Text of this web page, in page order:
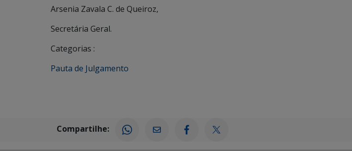
Arsenia Zavala C. de Queiroz,
Secretária Geral.
Categorias :
Pauta de Julgamento
Compartilhe: